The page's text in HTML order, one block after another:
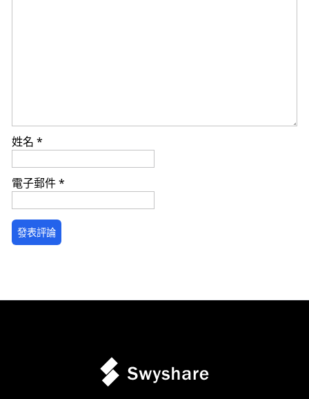
姓名 *
電子郵件*